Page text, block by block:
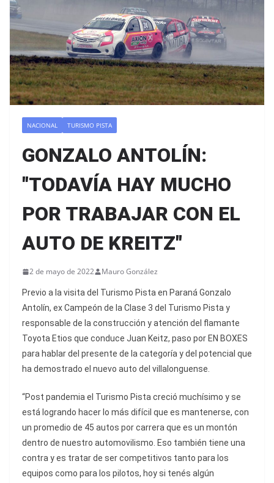
NACIONAL TURISMO PISTA
GONZALO ANTOLÍN:
"TODAVÍA HAY MUCHO
POR TRABAJAR CON EL
AUTO DE KREITZ"
2 de mayo de 2022 Mauro González
Previo a la visita del Turismo Pista en Paraná Gonzalo
Antolín, ex Campeón de la Clase 3 del Turismo Pista y
responsable de la construcción y atención del flamante
Toyota Etios que conduce Juan Keitz, paso por EN BOXES
para hablar del presente de la categoría y del potencial que
ha demostrado el nuevo auto del villalonguense.
“Post pandemia el Turismo Pista creció muchísimo y se
está logrando hacer lo más difícil que es mantenerse, con
un promedio de 45 autos por carrera que es un montón
dentro de nuestro automovilismo. Eso también tiene una
contra y es tratar de ser competitivos tanto para los
equipos como para los pilotos, hoy si tenés algún